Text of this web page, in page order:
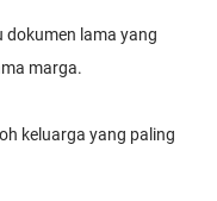
dokumen lama yang
marga.
keluarga yang paling